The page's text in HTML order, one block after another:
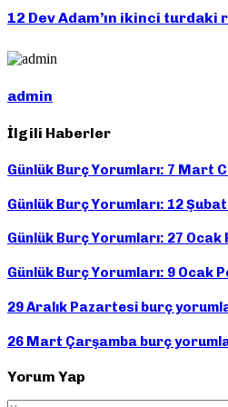
12 Dev Adam’ın ikinci
admin
İlgili Haberler
Günlük Burç Yorumları: 7 Mart
Günlük Burç Yorumları: 12
Günlük Burç Yorumları: 27
Günlük Burç Yorumları: 9 Ocak
29 Aralık Pazartesi burç
26 Mart Çarşamba burç
Yorum Yap